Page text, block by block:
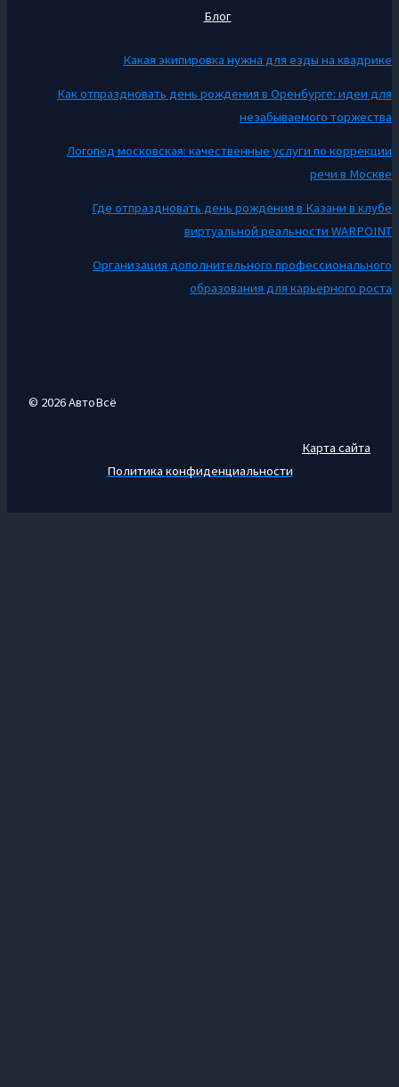
Блог
Какая экипировка нужна для езды на квадрике
Как отпраздновать день рождения в Оренбурге: идеи для
незабываемого торжества
Логопед московская: качественные услуги по коррекции
речи в Москве
Где отпраздновать день рождения в Казани в клубе
виртуальной реальности WARPOINT
Организация дополнительного профессионального
образования для карьерного роста
© 2026 АвтоВсё
Карта сайта
Политика конфиденциальности